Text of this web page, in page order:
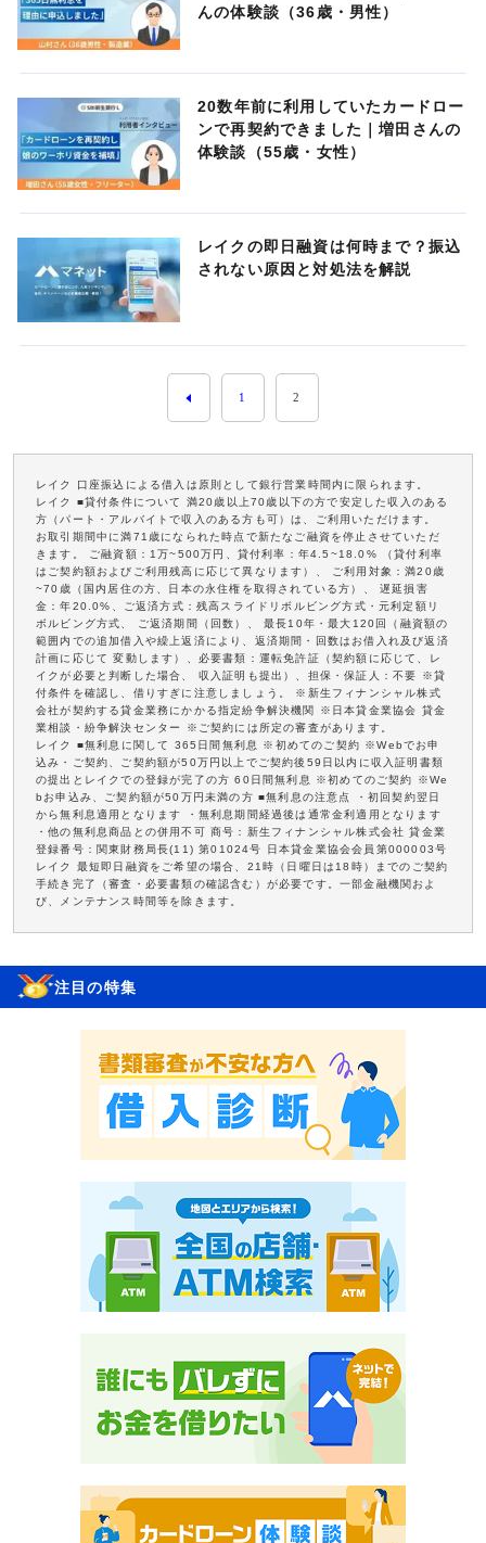
んの体験談（36歳・男性）
20数年前に利用していたカードロー
ンで再契約できました｜増田さんの
体験談（55歳・女性）
レイクの即日融資は何時まで？振込
されない原因と対処法を解説
1 2
レイク 口座振込による借入は原則として銀行営業時間内に限られます。
レイク ■貸付条件について 満20歳以上70歳以下の方で安定した収入のある
方（パート・アルバイトで収入のある方も可）は、ご利用いただけます。
お取引期間中に満71歳になられた時点で新たなご融資を停止させていただ
きます。 ご融資額：1万~500万円、貸付利率：年4.5~18.0% （貸付利率
はご契約額およびご利用残高に応じて異なります）、 ご利用対象：満20歳
~70歳（国内居住の方、日本の永住権を取得されている方）、 遅延損害
金：年20.0%、ご返済方式：残高スライドリボルビング方式・元利定額リ
ボルビング方式、 ご返済期間（回数）、 最長10年・最大120回（融資額の
範囲内での追加借入や繰上返済により、返済期間・回数はお借入れ及び返済
計画に応じて 変動します）、必要書類：運転免許証（契約額に応じて、レ
イクが必要と判断した場合、 収入証明も提出）、担保・保証人：不要 ※貸
付条件を確認し、借りすぎに注意しましょう。 ※新生フィナンシャル株式
会社が契約する貸金業務にかかる指定紛争解決機関 ※日本貸金業協会 貸金
業相談・紛争解決センター ※ご契約には所定の審査があります。
レイク ■無利息に関して 365日間無利息 ※初めてのご契約 ※Webでお申
込み・ご契約、ご契約額が50万円以上でご契約後59日以内に収入証明書類
の提出とレイクでの登録が完了の方 60日間無利息 ※初めてのご契約 ※We
bお申込み、ご契約額が50万円未満の方 ■無利息の注意点 ・初回契約翌日
から無利息適用となります ・無利息期間経過後は通常金利適用となります
・他の無利息商品との併用不可 商号：新生フィナンシャル株式会社 貸金業
登録番号：関東財務局長(11) 第01024号 日本貸金業協会会員第000003号
レイク 最短即日融資をご希望の場合、21時（日曜日は18時）までのご契約
手続き完了（審査・必要書類の確認含む）が必要です。一部金融機関およ
び、メンテナンス時間等を除きます。
注目の特集